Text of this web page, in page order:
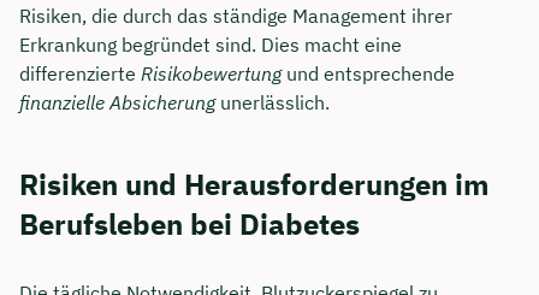
Risiken, die durch das ständige Management ihrer
Erkrankung begründet sind. Dies macht eine
differenzierte Risikobewertungund entsprechende
finanzielle Absicherungunerlässlich.
Risiken und Herausforderungen im
Berufsleben bei Diabetes